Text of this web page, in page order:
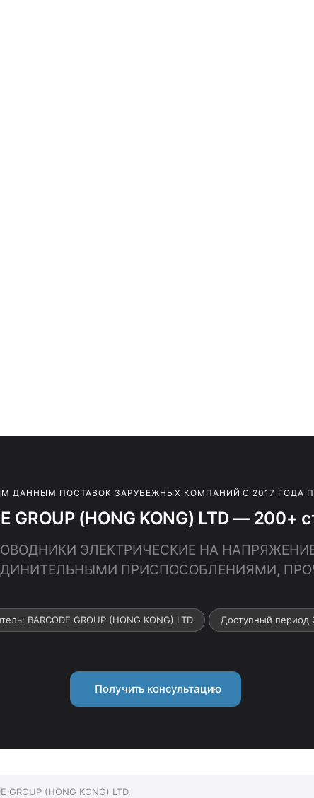
ДАННЫМ ПОСТАВОК ЗАРУБЕЖНЫХ КОМПАНИЙ С 2017 ГОДА
GROUP (HONG KONG) LTD — 200+
ЭЛЕКТРИЧЕСКИЕ НА
ПРИСПОСОБЛЕНИЯМИ,
BARCODE GROUP (HONG KONG) LTD Доступный период
Получить консультацию
GROUP (HONG KONG) LTD.